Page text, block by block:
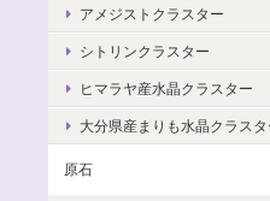
アメジストクラスター
シトリンクラスター
ヒマラヤ産水晶クラスター
大分県産まりも水晶クラスタ
原石